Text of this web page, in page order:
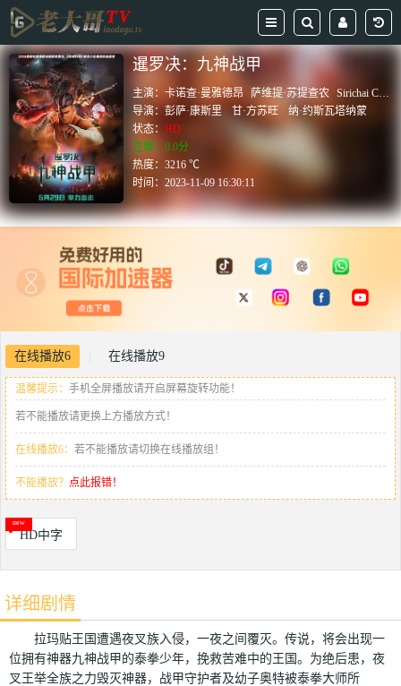
暹罗决：九神战甲
主演：卡诺查·曼雅德昂 萨维提·苏提查农 Sirichai Charoenkijtanakul
导演： 彭萨·康斯里 甘·方苏旺
纳·约斯瓦塔纳蒙
状态：HD
豆瓣：0.0分
热度：3216 ℃
时间：2023-11-09 16:30:11
在线播放6 在线播放9
温馨提示： 手机全屏播放请开启屏幕旋转功能！
若不能播放请更换上方播放方式！
在线播放6： 若不能播放请切换在线播放组！
不能播放？ 点此报错！
HD中字
详细剧情
拉玛贴王国遭遇夜叉族入侵，一夜之间覆灭。传说，将会出现一
位拥有神器九神战甲的泰拳少年，挽救苦难中的王国。为绝后患，夜
叉王举全族之力毁灭神器，战甲守护者及幼子奥特被泰拳大师所